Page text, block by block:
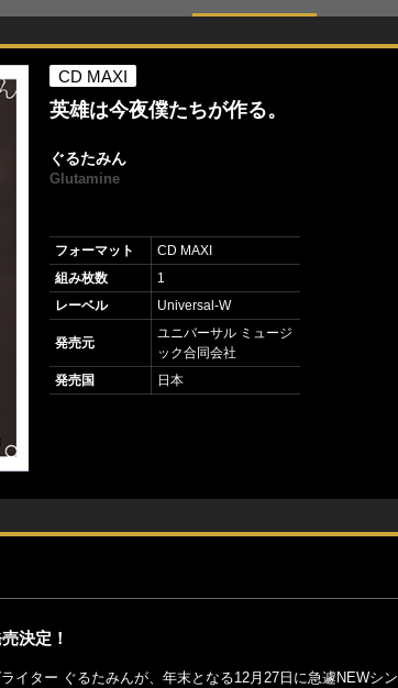
CD MAXI
英雄は今夜僕たちが作る。
ぐるたみん
Glutamine
フォーマット
CD MAXI
組み枚数
1
レーベル
Universal-W
発売元
ユニバーサル ミュージ
ック合同会社
発売国
日本
決定！
イター ぐるたみんが、年末となる12月27日に急遽NEWシ